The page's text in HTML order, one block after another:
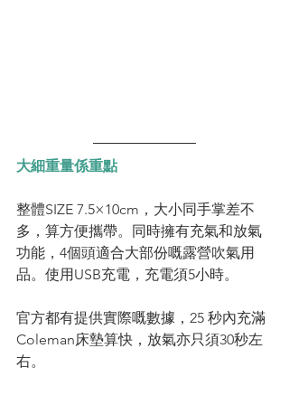
大細重量係重點
整體SIZE 7.5×10cm，大小同手掌差不
多，算方便攜帶。同時擁有充氣和放氣
功能，4個頭適合大部份嘅露營吹氣用
品。使用USB充電，充電須5小時。
官方都有提供實際嘅數據，25 秒內充滿
Coleman床墊算快，放氣亦只須30秒左
右。